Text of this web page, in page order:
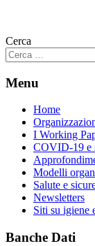
Cerca
Menu
Home
I Working
COVID-19 e
Modelli
Salute e
Newsletters
Siti su igiene
Banche Dati